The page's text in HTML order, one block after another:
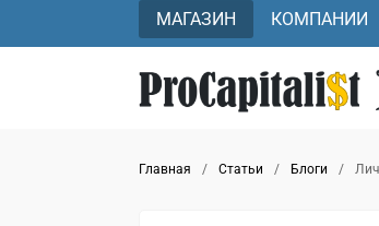
МАГАЗИН КОМПАНИИ
Главная / Статьи / Блоги /